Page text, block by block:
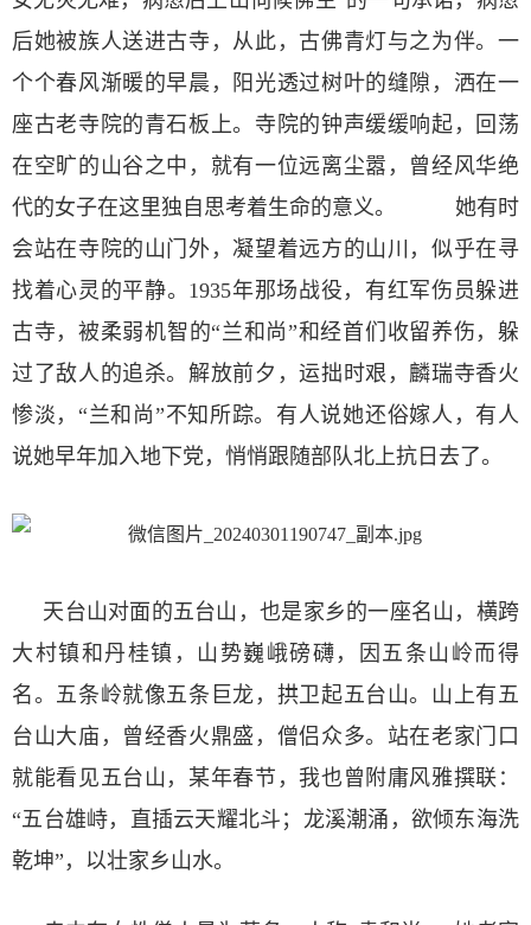
后她被族人送进古寺，从此，古佛青灯与之为伴。一
个个春风渐暖的早晨，阳光透过树叶的缝隙，洒在一
座古老寺院的青石板上。寺院的钟声缓缓响起，回荡
在空旷的山谷之中，就有一位远离尘嚣，曾经风华绝
代的女子在这里独自思考着生命的意义。 她有时
会站在寺院的山门外，凝望着远方的山川，似乎在寻
找着心灵的平静。1935年那场战役，有红军伤员躲进
古寺，被柔弱机智的“兰和尚”和经首们收留养伤，躲
过了敌人的追杀。解放前夕，运拙时艰，麟瑞寺香火
惨淡，“兰和尚”不知所踪。有人说她还俗嫁人，有人
说她早年加入地下党，悄悄跟随部队北上抗日去了。
天台山对面的五台山，也是家乡的一座名山，横跨
大村镇和丹桂镇，山势巍峨磅礴，因五条山岭而得
名。五条岭就像五条巨龙，拱卫起五台山。山上有五
台山大庙，曾经香火鼎盛，僧侣众多。站在老家门口
就能看见五台山，某年春节，我也曾附庸风雅撰联：
“五台雄峙，直插云天耀北斗；龙溪潮涌，欲倾东海洗
乾坤”，以壮家乡山水。